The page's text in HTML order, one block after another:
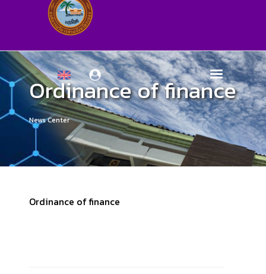
Ordinance of finance
News Center
Ordinance of finance